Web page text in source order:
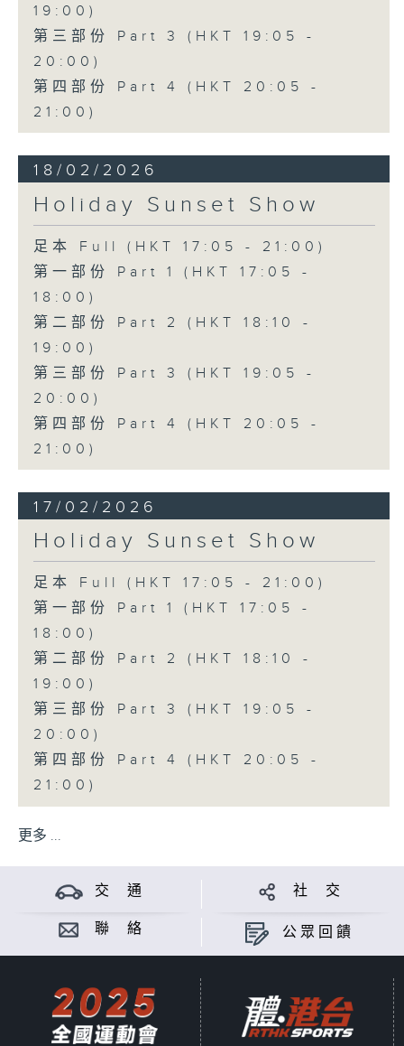
19:00)
第三部份 Part 3 (HKT 19:05 -
20:00)
第四部份 Part 4 (HKT 20:05 -
21:00)
18/02/2026
Holiday Sunset Show
足本 Full (HKT 17:05 - 21:00)
第一部份 Part 1 (HKT 17:05 -
18:00)
第二部份 Part 2 (HKT 18:10 -
19:00)
第三部份 Part 3 (HKT 19:05 -
20:00)
第四部份 Part 4 (HKT 20:05 -
21:00)
17/02/2026
Holiday Sunset Show
足本 Full (HKT 17:05 - 21:00)
第一部份 Part 1 (HKT 17:05 -
18:00)
第二部份 Part 2 (HKT 18:10 -
19:00)
第三部份 Part 3 (HKT 19:05 -
20:00)
第四部份 Part 4 (HKT 20:05 -
21:00)
更多 ...
交 通 社 交
聯 絡 公眾回饋